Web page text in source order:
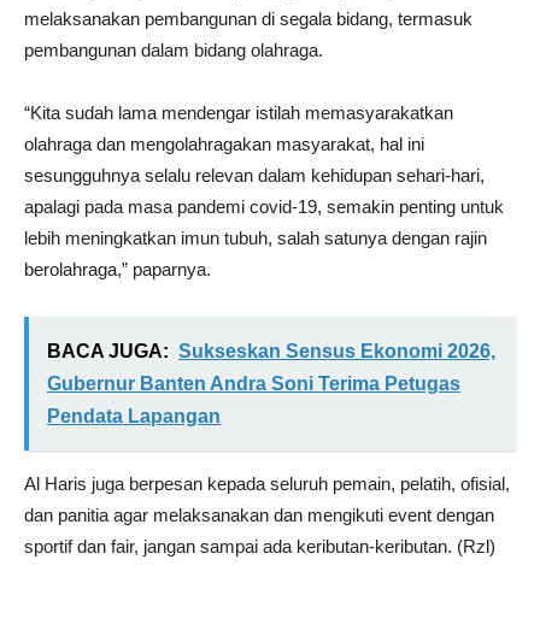
melaksanakan pembangunan di segala bidang, termasuk
pembangunan dalam bidang olahraga.
“Kita sudah lama mendengar istilah memasyarakatkan
olahraga dan mengolahragakan masyarakat, hal ini
sesungguhnya selalu relevan dalam kehidupan sehari-hari,
apalagi pada masa pandemi covid-19, semakin penting untuk
lebih meningkatkan imun tubuh, salah satunya dengan rajin
berolahraga,” paparnya.
BACA JUGA: Sukseskan Sensus Ekonomi 2026,
Gubernur Banten Andra Soni Terima Petugas
Pendata Lapangan
Al Haris juga berpesan kepada seluruh pemain, pelatih, ofisial,
dan panitia agar melaksanakan dan mengikuti event dengan
sportif dan fair, jangan sampai ada keributan-keributan. (Rzl)